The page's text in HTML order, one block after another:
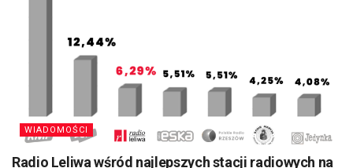
WIADOMOŚCI
Radio Leliwa wśród najlepszych stacji radiowych na